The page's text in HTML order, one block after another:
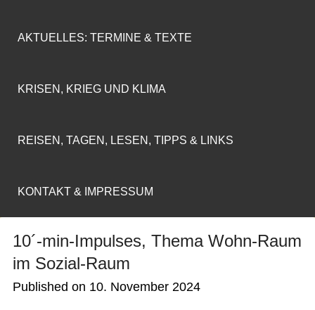
AKTUELLES: TERMINE & TEXTE
KRISEN, KRIEG UND KLIMA
REISEN, TAGEN, LESEN, TIPPS & LINKS
KONTAKT & IMPRESSUM
10´-min-Impulses, Thema Wohn-Raum
im Sozial-Raum
Published on 10. November 2024